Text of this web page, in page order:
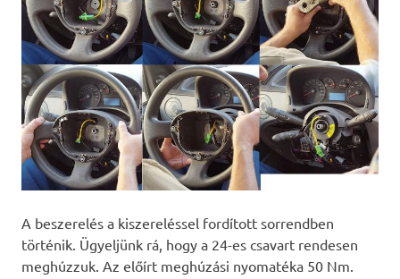
A beszerelés a kiszereléssel fordított sorrendben
történik. Ügyeljünk rá, hogy a 24-es csavart rendesen
meghúzzuk. Az előírt meghúzási nyomatéka 50 Nm.